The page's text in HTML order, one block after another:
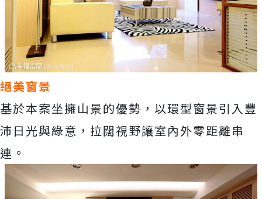
絕美窗景
基於本案坐擁山景的優勢，以環型窗景引入豐
沛日光與綠意，拉闊視野讓室內外零距離串
連。